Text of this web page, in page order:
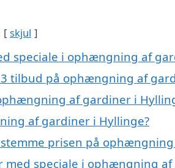
skjul
speciale i ophængning af
tilbud på ophængning af
af gardiner i
af gardiner i Hyllinge?
prisen på
med speciale i ophængning